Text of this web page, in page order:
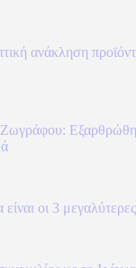
ανάκληση
Ζωγράφου:
οι 3